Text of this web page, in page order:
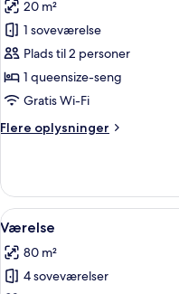
billeder
af
Værelse
20 m²
1 soveværelse
Plads til 2 personer
1 queensize-seng
Gratis Wi-Fi
Flere oplysninger
Flere
Indlæs
alle
billeder
af
13
Værelse
80 m²
4 soveværelser